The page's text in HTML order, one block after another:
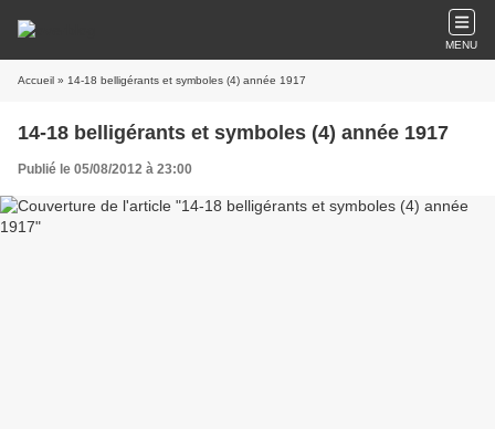
MENU
Accueil » 14-18 belligérants et symboles (4) année 1917
14-18 belligérants et symboles (4) année 1917
Publié le 05/08/2012 à 23:00